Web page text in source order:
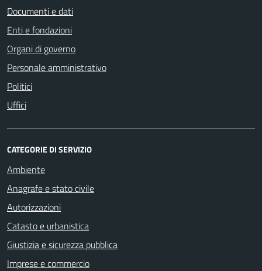
Documenti e dati
Enti e fondazioni
Organi di governo
Personale amministrativo
Politici
Uffici
CATEGORIE DI SERVIZIO
Ambiente
Anagrafe e stato civile
Autorizzazioni
Catasto e urbanistica
Giustizia e sicurezza pubblica
Imprese e commercio